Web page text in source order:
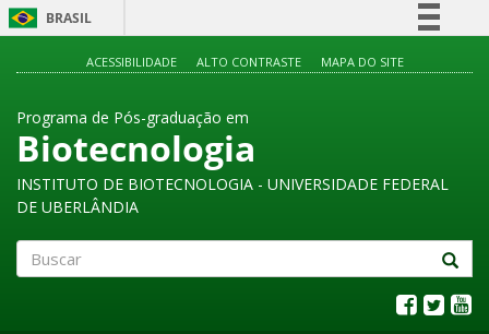
BRASIL
Legislação
ACESSIBILIDADE ALTO CONTRASTE MAPA DO SITE
Programa de Pós-graduação em
Biotecnologia
INSTITUTO DE BIOTECNOLOGIA - UNIVERSIDADE FEDERAL
DE UBERLÂNDIA